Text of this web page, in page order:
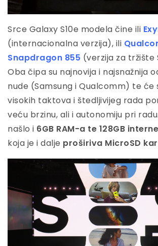
Srce Galaxy S10e modela čine ili
(internacionalna verzija), ili
Snapdragon 855 (verzija za tržište
Oba čipa su najnovija i najsnažnija
nude (Samsung i Qualcomm) te će
visokih taktova i štedljivijeg rada
veću brzinu, ali i autonomiju pri
našlo i 6GB RAM-a te 128GB
koja je i dalje proširiva MicroSD